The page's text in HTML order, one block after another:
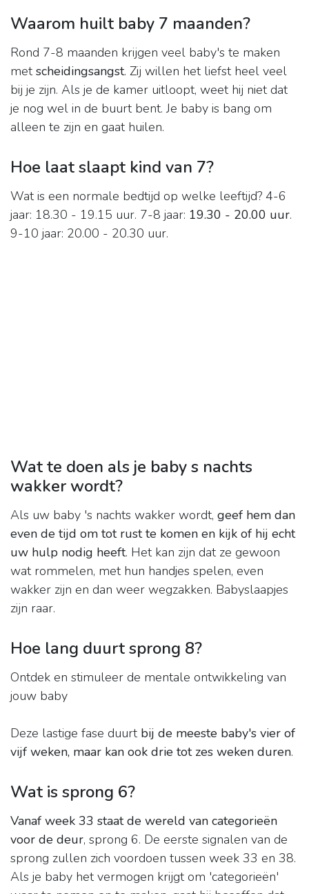
Waarom huilt baby 7 maanden?
Rond 7-8 maanden krijgen veel baby's te maken
metscheidingsangst. Zij willen het liefst heel veel
bij je zijn. Als je de kamer uitloopt, weet hij niet dat
je nog wel in de buurt bent. Je baby is bang om
alleen te zijn en gaat huilen.
Hoe laat slaapt kind van 7?
Wat is een normale bedtijd op welke leeftijd? 4-6
jaar: 18.30 - 19.15 uur. 7-8 jaar: 19.30 - 20.00 uur.
9-10 jaar: 20.00 - 20.30 uur.
Wat te doen als je baby s nachts
wakker wordt?
Als uw baby 's nachts wakker wordt, geef hem dan
even de tijd om tot rust te komen en kijk of hij echt
uw hulp nodig heeft. Het kan zijn dat ze gewoon
wat rommelen, met hun handjes spelen, even
wakker zijn en dan weer wegzakken. Babyslaapjes
zijn raar.
Hoe lang duurt sprong 8?
Ontdek en stimuleer de mentale ontwikkeling van
jouw baby
Deze lastige fase duurt bij de meeste baby's vier of
vijf weken, maar kan ook drie tot zes weken duren.
Wat is sprong 6?
Vanaf week 33 staat de wereld van categorieën
voor de deur, sprong 6. De eerste signalen van de
sprong zullen zich voordoen tussen week 33 en 38.
Als je baby het vermogen krijgt om 'categorieën'